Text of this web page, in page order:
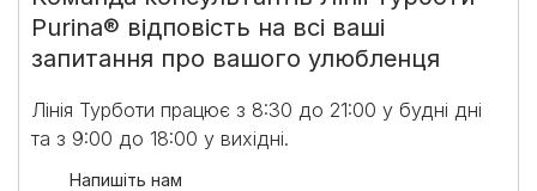
Purina® відповість на всі ваші
запитання про вашого улюбленця
Лінія Турботи працює з 8:30 до 21:00 у будні дні
та з 9:00 до 18:00 у вихідні.​
Напишіть нам